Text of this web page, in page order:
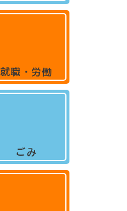
就職・労働
ごみ